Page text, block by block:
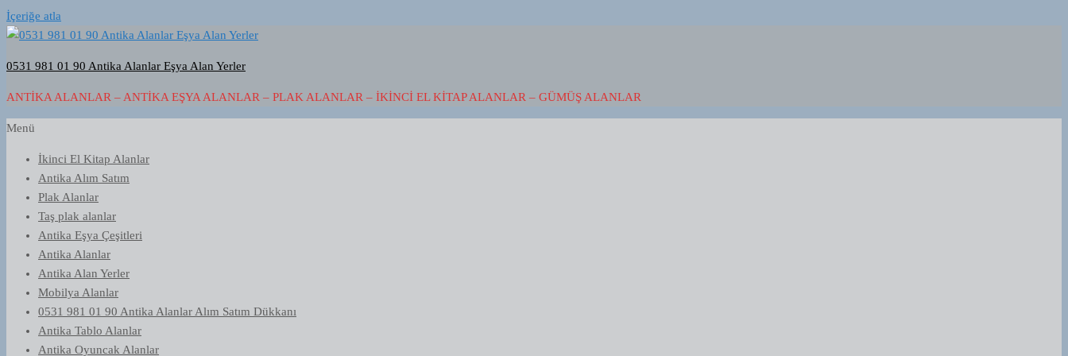
İçeriğe atla
0531 981 01 90 Antika Alanlar Eşya Alan Yerler
ANTIKA ALANLAR – ANTIKA EŞYA ALANLAR – PLAK ALANLAR – İKINCI EL KITAP ALANLAR – GÜMÜŞ ALANLAR
Menü
İkinci El Kitap Alanlar
Antika Alım Satım
Plak Alanlar
Taş plak alanlar
Antika Eşya Çeşitleri
Antika Alanlar
Antika Alan Yerler
Mobilya Alanlar
0531 981 01 90 Antika Alanlar Alım Satım Dükkanı
Antika Tablo Alanlar
Antika Oyuncak Alanlar